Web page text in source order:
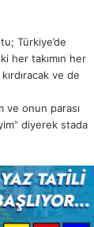
Türkiye’de
her takımın her
ve de
ve onun parası
diyerek stada